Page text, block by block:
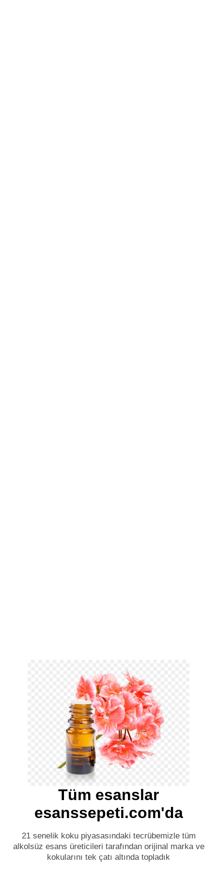
Tüm esanslar
esanssepeti.com'da
21 senelik koku piyasasındaki tecrübemizle tüm
alkolsüz esans üreticileri tarafından orijinal marka ve
kokularını tek çatı altında topladık